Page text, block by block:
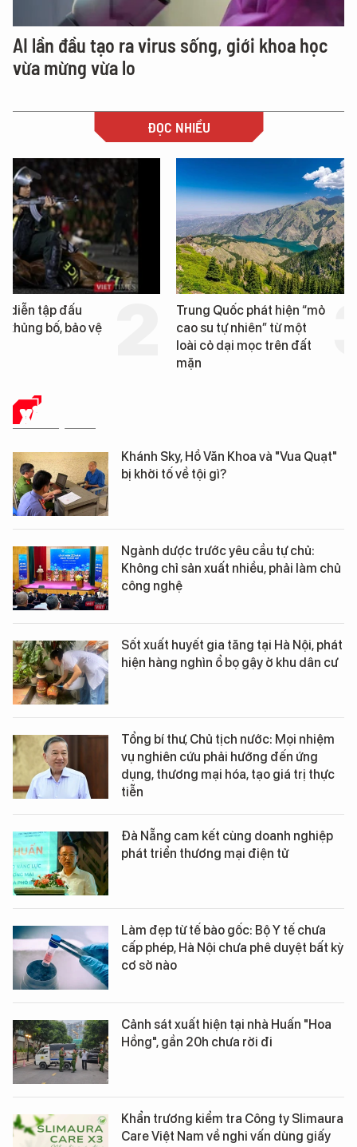
AI lần đầu tạo ra virus sống, giới khoa học
vừa mừng vừa lo
ĐỌC NHIỀU
Trung Quốc phát hiện “mỏ
cao su tự nhiên” từ một
Loạt dự án bất động
Đà Nẵng sắp bị kiểm
XÃ HỘI SỐ
Khánh Sky, Hồ Văn Khoa và "Vua Quạt"
bị khởi tố về tội gì?
Ngành dược trước yêu cầu tự chủ:
Không chỉ sản xuất nhiều, phải làm chủ
công nghệ
Sốt xuất huyết gia tăng tại Hà Nội, phát
hiện hàng nghìn ổ bọ gậy ở khu dân cư
Tổng bí thư, Chủ tịch nước: Mọi nhiệm
vụ nghiên cứu phải hướng đến ứng
dụng, thương mại hóa, tạo giá trị thực
tiễn
Đà Nẵng cam kết cùng doanh nghiệp
phát triển thương mại điện tử
Làm đẹp từ tế bào gốc: Bộ Y tế chưa
cấp phép, Hà Nội chưa phê duyệt bất kỳ
cơ sở nào
Cảnh sát xuất hiện tại nhà Huấn "Hoa
Hồng", gần 20h chưa rời đi
Khẩn trương kiểm tra Công ty Slimaura
Care Việt Nam về nghi vấn dùng giấy